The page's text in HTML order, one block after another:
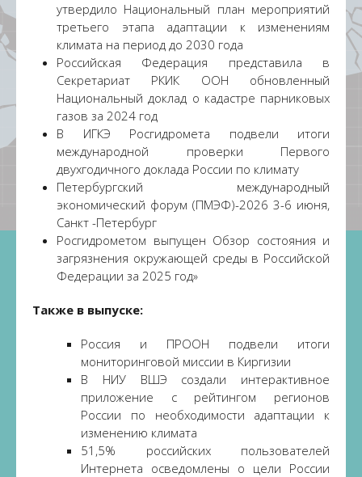
утвердило Национальный план мероприятий
третьего этапа адаптации к изменениям
климата на период до 2030 года
Российская Федерация представила в
Секретариат РКИК ООН обновленный
Национальный доклад о кадастре парниковых
газов за 2024 год
В ИГКЭ Росгидромета подвели итоги
международной проверки Первого
двухгодичного доклада России по климату
Петербургский международный
экономический форум (ПМЭФ)-2026 3-6 июня,
Санкт -Петербург
Росгидрометом выпущен Обзор состояния и
загрязнения окружающей среды в Российской
Федерации за 2025 год»
Также в выпуске:
Россия и ПРООН подвели итоги
мониторинговой миссии в Киргизии
В НИУ ВШЭ создали интерактивное
приложение с рейтингом регионов
России по необходимости адаптации к
изменению климата
51,5% российских пользователей
Интернета осведомлены о цели России